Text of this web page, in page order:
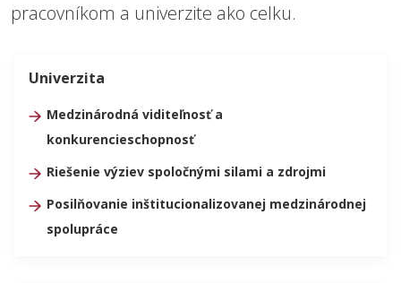
pracovníkom a univerzite ako celku.
Univerzita
Medzinárodná viditeľnosť a
konkurencieschopnosť
Riešenie výziev spoločnými silami a zdrojmi
Posilňovanie inštitucionalizovanej medzinárodnej
spolupráce